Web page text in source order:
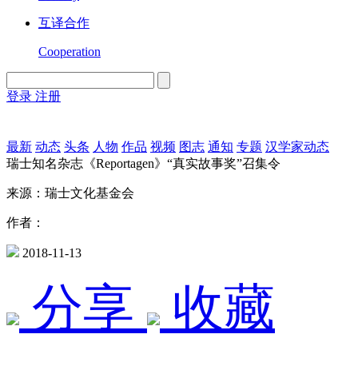
互译合作
Cooperation
登录 注册
最新 动态 头条 人物 作品 视频 图志 通知 专题 汉学家动态
瑞士知名杂志《Reportagen》“真实故事奖”召集令
来源：瑞士文化基金会
作者：
2018-11-13
分享 收藏